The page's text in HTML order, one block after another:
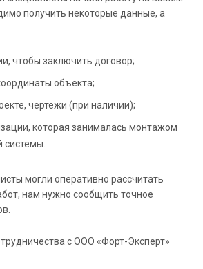
получить некоторые данные, а
чтобы заключить договор;
объекта;
чертежи (при наличии);
которая занималась монтажом
системы.
могли оперативно рассчитать
нам нужно сообщить точное
с ООО «Форт-Эксперт»